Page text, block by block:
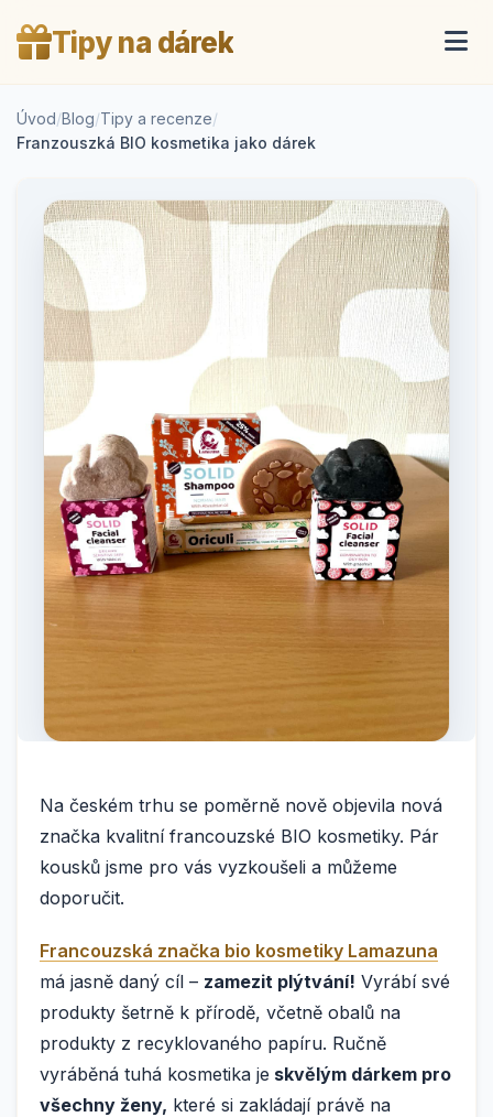
Tipy na dárek
Úvod/Blog/Tipy a recenze/
Franzouszká BIO kosmetika jako dárek
Na českém trhu se poměrně nově objevila nová
značka kvalitní francouzské BIO kosmetiky. Pár
kousků jsme pro vás vyzkoušeli a můžeme
doporučit.
Francouzská značka bio kosmetiky Lamazuna
má jasně daný cíl – zamezit plýtvání! Vyrábí své
produkty šetrně k přírodě, včetně obalů na
produkty z recyklovaného papíru. Ručně
vyráběná tuhá kosmetika je skvělým dárkem pro
všechny ženy, které si zakládají právě na